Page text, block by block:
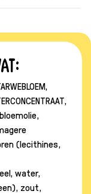
(lecithines,
water,
zout,